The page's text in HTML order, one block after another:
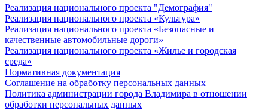
Реализация национального проекта "Демография"
Реализация национального проекта «Культура»
Реализация национального проекта «Безопасные и
качественные автомобильные дороги»
Реализация национального проекта «Жилье и городская
среда»
Нормативная документация
Соглашение на обработку персональных данных
Политика администрации города Владимира в отношении
обработки персональных данных